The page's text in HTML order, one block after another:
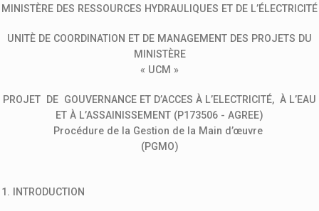
MINISTÈRE DES RESSOURCES HYDRAULIQUES ET DE L’ÉLECTRICITÉ
UNITÈ DE COORDINATION ET DE MANAGEMENT DES PROJETS DU
MINISTÈRE
« UCM »
PROJET DE GOUVERNANCE ET D’ACCES À L’ELECTRICITÉ, À L’EAU
ET À L’ASSAINISSEMENT (P173506 - AGREE)
Procédure de la Gestion de la Main d’œuvre
(PGMO)
1. INTRODUCTION